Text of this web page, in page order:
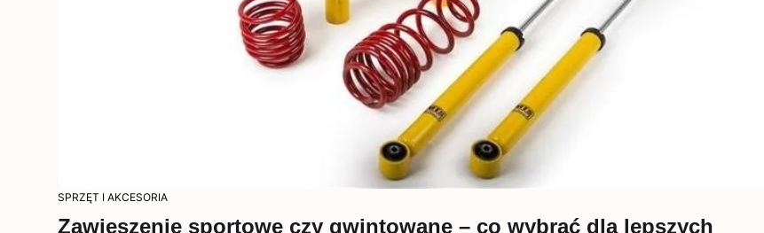
SPRZĘT I AKCESORIA
Zawieszenie sportowe czy gwintowane – co wybrać dla lepszych